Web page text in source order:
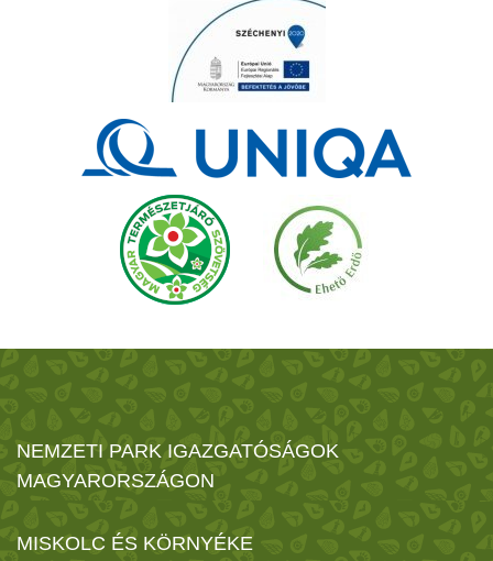
NEMZETI PARK IGAZGATÓSÁGOK
MAGYARORSZÁGON
MISKOLC ÉS KÖRNYÉKE